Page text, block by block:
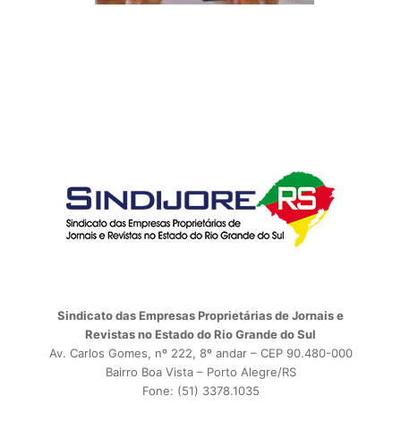
Sindicato das Empresas Proprietárias de Jornais e
Revistas no Estado do Rio Grande do Sul
Av. Carlos Gomes, nº 222, 8º andar – CEP 90.480-000
Bairro Boa Vista – Porto Alegre/RS
Fone: (51) 3378.1035